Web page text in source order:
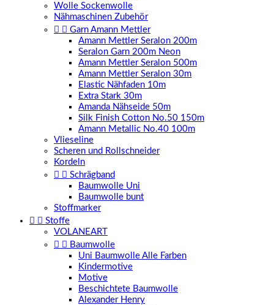
Wolle Sockenwolle
Nähmaschinen Zubehör
  Garn Amann Mettler
Amann Mettler Seralon 200m
Seralon Garn 200m Neon
Amann Mettler Seralon 500m
Amann Mettler Seralon 30m
Elastic Nähfaden 10m
Extra Stark 30m
Amanda Nähseide 50m
Silk Finish Cotton No.50 150m
Amann Metallic No.40 100m
Vlieseline
Scheren und Rollschneider
Kordeln
  Schrägband
Baumwolle Uni
Baumwolle bunt
Stoffmarker
  Stoffe
VOLANEART
  Baumwolle
Uni Baumwolle Alle Farben
Kindermotive
Motive
Beschichtete Baumwolle
Alexander Henry